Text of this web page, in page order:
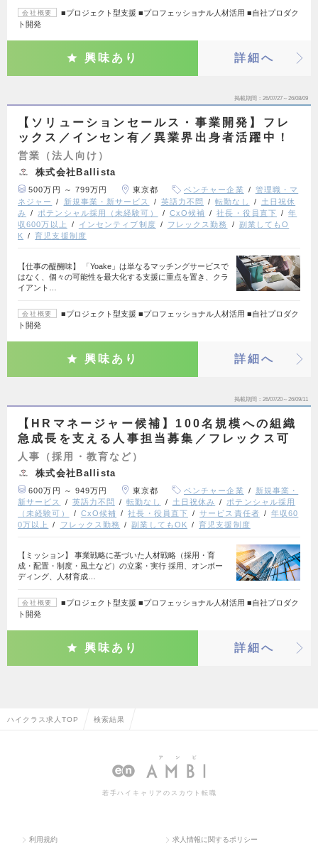
会社概要
■プロジェクト型支援 ■プロフェッショナル人材活用 ■自社プロダク
ト開発
興味あり 詳細へ
掲載期間 26/07/27～26/08/09
【ソリューションセールス・事業開発】フレ
ックス／インセン有／異業界出身者活躍中！
営業（法人向け）
株式会社Ballista
500万円 ～ 799万円 東京都 ベンチャー企業
管理職・マ
ネジャー
新規事業・新サービス 英語力不問 転勤なし
土日祝休
み
ポテンシャル採用（未経験可） CxO候補 社長・役員直下
年
収600万以上
インセンティブ制度 フレックス勤務
副業してもO
K
育児支援制度
【仕事の醍醐味】 「Yoake」は単なるマッチングサービスで
はなく、個々の可能性を最大化する支援に重点を置き、クラ
イアント…
会社概要
■プロジェクト型支援 ■プロフェッショナル人材活用 ■自社プロダク
ト開発
興味あり 詳細へ
掲載期間 26/07/20～26/09/11
【HRマネージャー候補】100名規模への組織
急成長を支える人事担当募集／フレックス可
人事（採用・教育など）
株式会社Ballista
600万円 ～ 949万円 東京都 ベンチャー企業
新規事業・
新サービス
英語力不問 転勤なし 土日祝休み
ポテンシャル採用
（未経験可）
CxO候補 社長・役員直下 サービス責任者
年収60
0万以上
フレックス勤務 副業してもOK 育児支援制度
【ミッション】 事業戦略に基づいた人材戦略（採用・育
成・配置・制度・風土など）の立案・実行 採用、オンボー
ディング、人材育成…
会社概要
■プロジェクト型支援 ■プロフェッショナル人材活用 ■自社プロダク
ト開発
興味あり 詳細へ
ハイクラス求人TOP 検索結果
若手ハイキャリアのスカウト転職
利用規約 求人情報に関するポリシー